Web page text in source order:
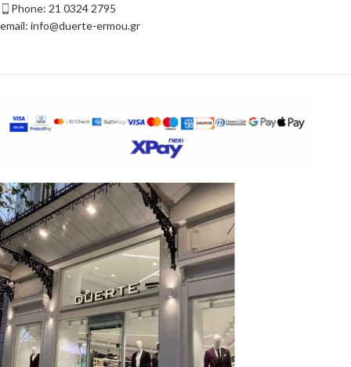
Phone: 21 0324 2795
email: info@duerte-ermou.gr